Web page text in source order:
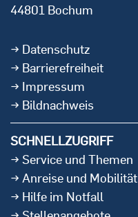
44801 Bochum
Datenschutz
Barrierefreiheit
Impressum
Bildnachweis
SCHNELLZUGRIFF
Service und Themen
Anreise und Mobilität
Hilfe im Notfall